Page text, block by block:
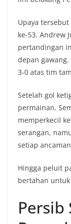
Upaya
ke-53. Andrew
pertandingan
depan
3-0 atas tim
Setelah gol
permainan.
memperkecil
serangan,
setiap
Hingga peluit
bertahan
Persib